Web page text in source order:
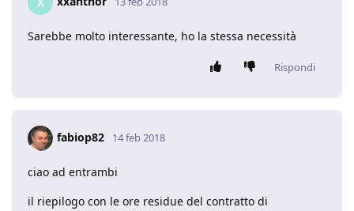
Sarebbe molto interessante, ho la stessa necessità
Rispondi
fabiop82 14 feb 2018
ciao ad entrambi
il riepilogo con le ore residue del contratto di